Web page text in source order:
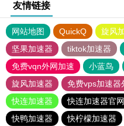
友情链接
网站地图 QuickQ 旋风
坚果加速器
tiktok加速器
免费vqn外网加速
小蓝鸟
旋风加速器
免费vps加速器
快连加速器
快连加速器官
快鸭加速器
快柠檬加速器